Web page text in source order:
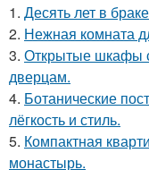
1. Десять лет в
2. Нежная комната
3. Открытые шкафы
дверцам.
4. Ботанические
лёгкость и стиль.
5. Компактная
монастырь.